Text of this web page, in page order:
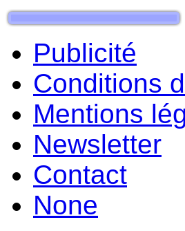
Publicité
Conditions
Mentions
Newsletter
Contact
None